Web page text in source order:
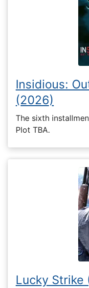
Insidious:
(2026)
The sixth
Plot TBA.
Lucky Strike